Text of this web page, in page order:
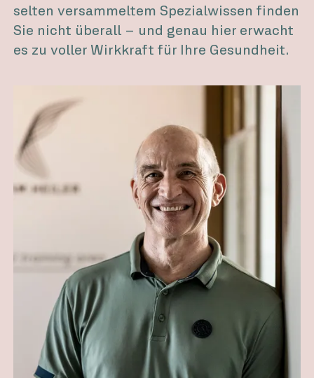
selten versammeltem Spezialwissen finden
Sie nicht überall – und genau hier erwacht
es zu voller Wirkkraft für Ihre Gesundheit.